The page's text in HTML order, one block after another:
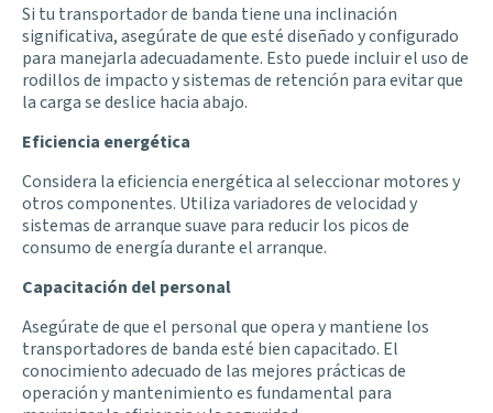
Si tu transportador de banda tiene una inclinación
significativa, asegúrate de que esté diseñado y configurado
para manejarla adecuadamente. Esto puede incluir el uso de
rodillos de impacto y sistemas de retención para evitar que
la carga se deslice hacia abajo.
Eficiencia energética
Considera la eficiencia energética al seleccionar motores y
otros componentes. Utiliza variadores de velocidad y
sistemas de arranque suave para reducir los picos de
consumo de energía durante el arranque.
Capacitación del personal
Asegúrate de que el personal que opera y mantiene los
transportadores de banda esté bien capacitado. El
conocimiento adecuado de las mejores prácticas de
operación y mantenimiento es fundamental para